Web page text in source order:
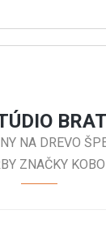
NA DREVO
ZNAČKY